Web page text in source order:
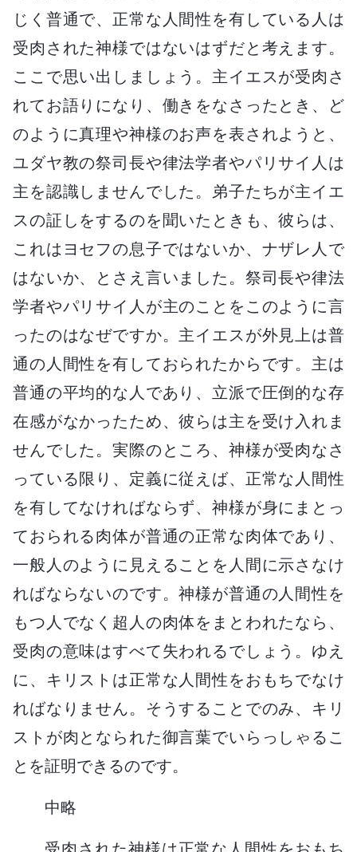
じく普通で、正常な人間性を有している人は
受肉された神様ではないはずだと考えます。
ここで思い出しましょう。主イエスが受肉さ
れてお語りになり、働きをなさったとき、ど
のように真理や神様のお声を表されようと、
ユダヤ教の祭司長や律法学者やパリサイ人は
主を認識しませんでした。弟子たちが主イエ
スの証しをするのを聞いたときも、彼らは、
これはヨセフの息子ではないか、ナザレ人で
はないか、とさえ言いました。祭司長や律法
学者やパリサイ人が主のことをこのように言
ったのはなぜですか。主イエスが外見上は普
通の人間性を有しておられたからです。主は
普通の平均的な人であり、立派で圧倒的な存
在感がなかったため、彼らは主を受け入れま
せんでした。実際のところ、神様が受肉なさ
っている限り、定義に従えば、正常な人間性
を有してなければならず、神様が身にまとっ
ておられる肉体が普通の正常な肉体であり、
一般人のように見えることを人間に示さなけ
ればならないのです。神様が普通の人間性を
もつ人でなく超人の肉体をまとわれたなら、
受肉の意味はすべて失われるでしょう。ゆえ
に、キリストは正常な人間性をおもちでなけ
ればなりません。そうすることでのみ、キリ
ストが肉となられた御言葉でいらっしゃるこ
とを証明できるのです。
中略